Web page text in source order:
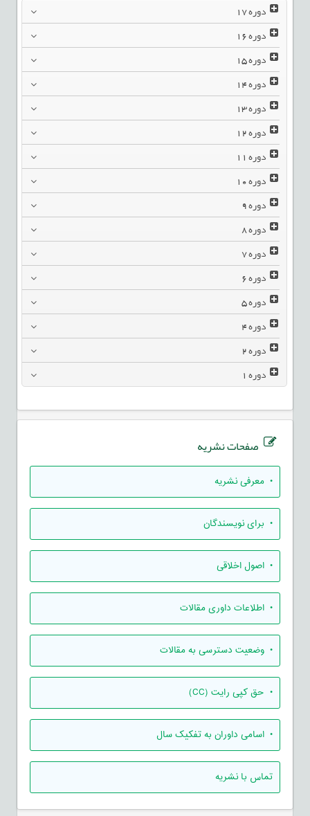
دوره17
دوره16
دوره15
دوره14
دوره13
دوره12
دوره11
دوره10
دوره9
دوره8
دوره7
دوره6
دوره5
دوره4
دوره2
دوره1
صفحات نشریه
• معرفی نشریه
• برای نویسندگان
• اصول اخلاقی
• اطلاعات داوری مقالات
• وضعیت دسترسی به مقالات
• حق کپی رایت (CC)
• اسامی داوران به تفکیک سال
تماس با نشریه